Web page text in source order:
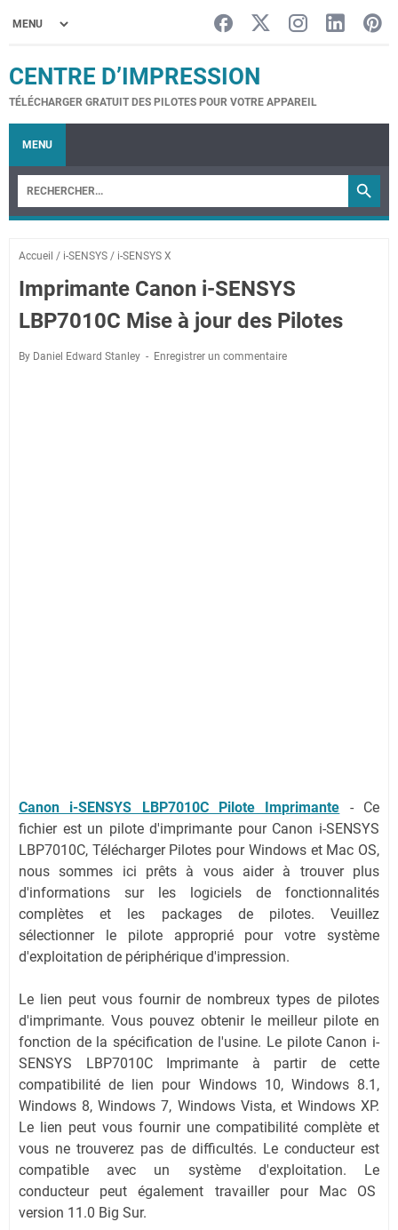
CENTRE D’IMPRESSION
TÉLÉCHARGER GRATUIT DES PILOTES POUR VOTRE APPAREIL
MENU
Accueil / i-SENSYS / i-SENSYS X
Imprimante Canon i-SENSYS
LBP7010C Mise à jour des Pilotes
By Daniel Edward Stanley Enregistrer un commentaire
Canon i-SENSYS LBP7010C Pilote Imprimante - Ce
fichier est un pilote d'imprimante pour Canon i-SENSYS
LBP7010C, Télécharger Pilotes pour Windows et Mac OS,
nous sommes ici prêts à vous aider à trouver plus
d'informations sur les logiciels de fonctionnalités
complètes et les packages de pilotes. Veuillez
sélectionner le pilote approprié pour votre système
d'exploitation de périphérique d'impression.
Le lien peut vous fournir de nombreux types de pilotes
d'imprimante. Vous pouvez obtenir le meilleur pilote en
fonction de la spécification de l'usine. Le pilote Canon i-
SENSYS LBP7010C Imprimante à partir de cette
compatibilité de lien pour Windows 10, Windows 8.1,
Windows 8, Windows 7, Windows Vista, et Windows XP.
Le lien peut vous fournir une compatibilité complète et
vous ne trouverez pas de difficultés. Le conducteur est
compatible avec un système d'exploitation. Le
conducteur peut également travailler pour Mac OS
version 11.0 Big Sur.